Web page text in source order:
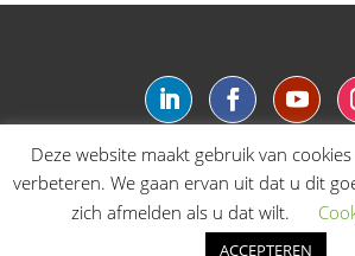
Login
Deze website maakt gebruik van
verbeteren. We gaan ervan uit dat u dit
zich afmelden als u dat wilt.
ACCEPTEREN